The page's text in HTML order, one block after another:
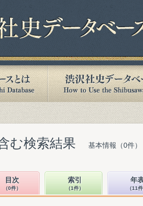
む検索結果 基本情報（0件
目次
（0件）
索引
（1件）
年
（11件